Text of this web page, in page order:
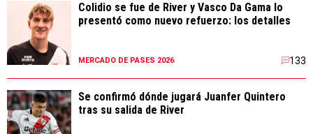
Colidio se fue de River y Vasco Da Gama lo
presentó como nuevo refuerzo: los detalles
MERCADO DE PASES 2026 133
Se confirmó dónde jugará Juanfer Quintero
tras su salida de River